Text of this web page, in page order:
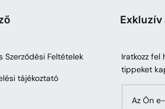
Szerződési Feltételek
tájékoztató
Exkluzív
Iratkozz fel
tippeket
Az Ön